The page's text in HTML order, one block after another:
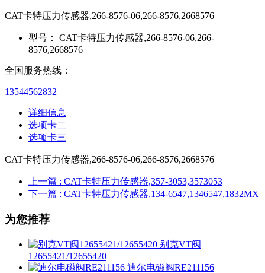
CAT卡特压力传感器,266-8576-06,266-8576,2668576
型号：
CAT卡特压力传感器,266-8576-06,266-
8576,2668576
全国服务热线：
13544562832
详细信息
选项卡二
选项卡三
CAT卡特压力传感器,266-8576-06,266-8576,2668576
上一篇 : CAT卡特压力传感器,357-3053,3573053
下一篇 : CAT卡特压力传感器,134-6547,1346547,1832MX
为您推荐
别克VT阀
12655421/12655420
迪尔电磁阀RE211156